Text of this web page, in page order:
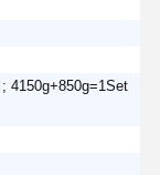
4150g+850g=1Set